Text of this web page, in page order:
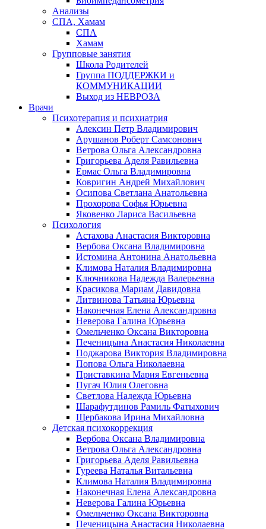
Анализы
СПА, Хамам
СПА
Хамам
Групповые занятия
Школа Родителей
Группа ПОДДЕРЖКИ и
КОММУНИКАЦИИ
Выход из НЕВРОЗА
Врачи
Психотерапия и психиатрия
Алексин Петр Владимирович
Арушанов Роберт Самсонович
Ветрова Ольга Александровна
Григорьева Аделя Равильевна
Ермас Ольга Владимировна
Ковригин Андрей Михайлович
Осипова Светлана Анатольевна
Прохорова Софья Юрьевна
Яковенко Лариса Васильевна
Психология
Астахова Анастасия Викторовна
Вербова Оксана Владимировна
Истомина Антонина Анатольевна
Климова Наталия Владимировна
Ключникова Надежда Валерьевна
Красикова Мариам Давидовна
Литвинова Татьяна Юрьевна
Наконечная Елена Александровна
Неверова Галина Юрьевна
Омельченко Оксана Викторовна
Печеницына Анастасия Николаевна
Поджарова Виктория Владимировна
Попова Ольга Николаевна
Приставкина Мария Евгеньевна
Пугач Юлия Олеговна
Светлова Надежда Юрьевна
Шарафутдинов Рамиль Фатыхович
Щербакова Ирина Михайловна
Детская психокоррекция
Вербова Оксана Владимировна
Ветрова Ольга Александровна
Григорьева Аделя Равильевна
Гуреева Наталья Витальевна
Климова Наталия Владимировна
Наконечная Елена Александровна
Неверова Галина Юрьевна
Омельченко Оксана Викторовна
Печеницына Анастасия Николаевна